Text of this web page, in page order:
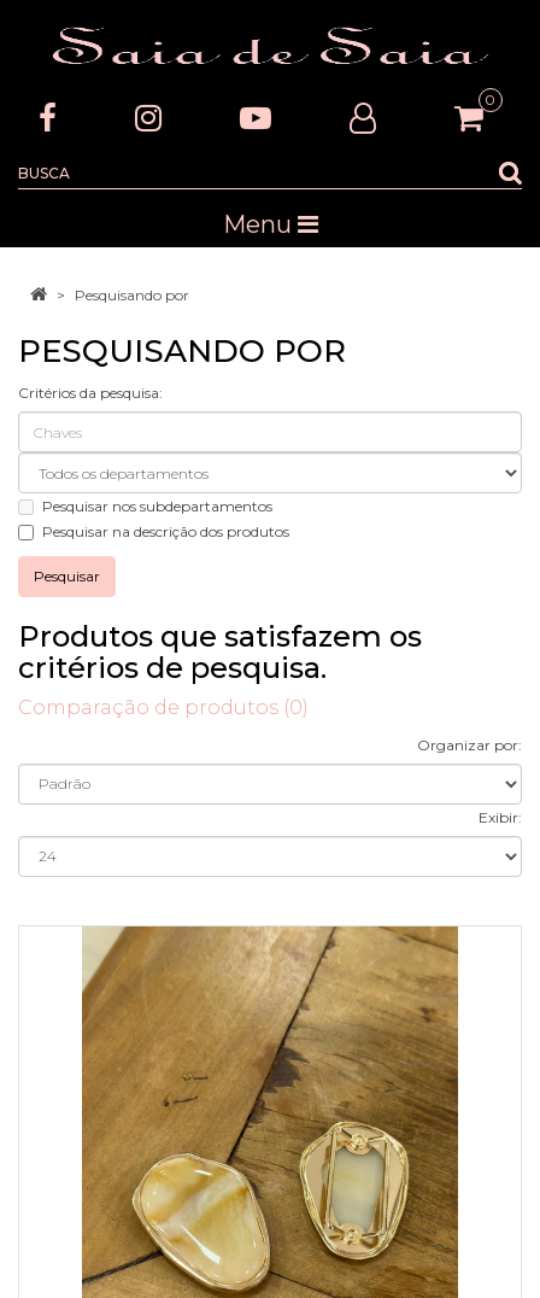
0
Menu
Pesquisando por
PESQUISANDO POR
Critérios da pesquisa:
Pesquisar nos subdepartamentos
Pesquisar na descrição dos produtos
Produtos que satisfazem os
critérios de pesquisa.
Comparação de produtos (0)
Organizar por:
Exibir: